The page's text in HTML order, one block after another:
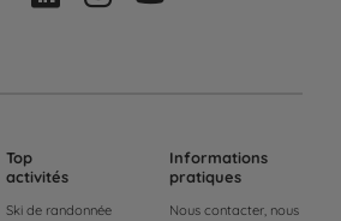
Top
activités
Ski de randonnée
Informations
pratiques
Nous contacter, nous